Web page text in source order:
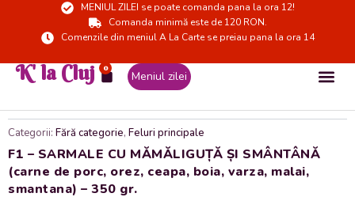
MENIUL ZILEI se poate comanda pana la ora 12!
Comanda minimă este de 120 RON.
Comenzile din meniul A La Carte se preiau pana la ora 14
K' la Cluj 0
Cart Meniul zilei
Categorii: Fără categorie, Feluri principale
F1 – SARMALE CU MĂMĂLIGUȚĂ ȘI SMÂNTÂNĂ
(carne de porc, orez, ceapa, boia, varza, malai,
smantana) – 350 gr.